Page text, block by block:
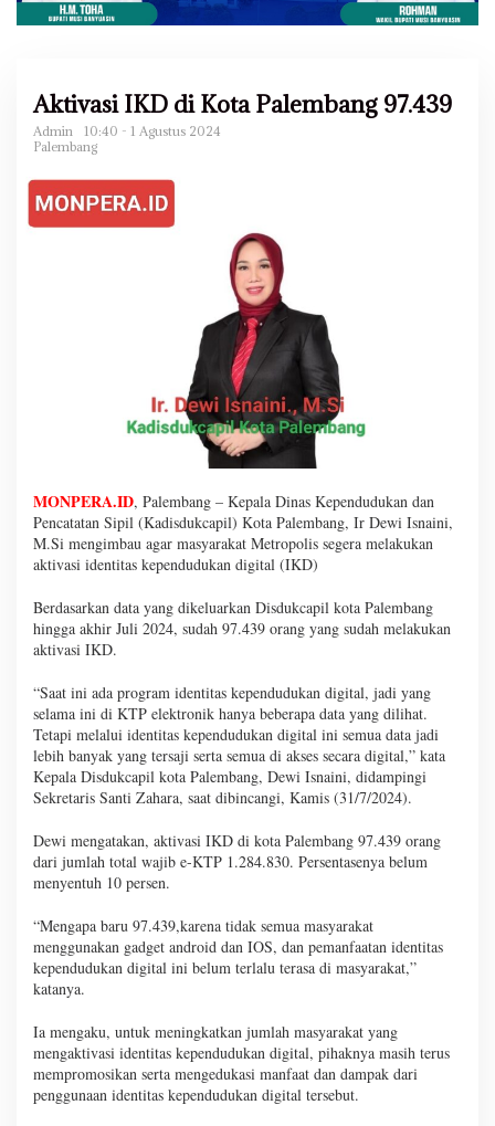
Aktivasi IKD di Kota Palembang 97.439
Admin
10:40 - 1 Agustus 2024
Palembang
MONPERA.ID, Palembang – Kepala Dinas Kependudukan dan
Pencatatan Sipil (Kadisdukcapil) Kota Palembang, Ir Dewi Isnaini,
M.Si mengimbau agar masyarakat Metropolis segera melakukan
aktivasi identitas kependudukan digital (IKD)
Berdasarkan data yang dikeluarkan Disdukcapil kota Palembang
hingga akhir Juli 2024, sudah 97.439 orang yang sudah melakukan
aktivasi IKD.
“Saat ini ada program identitas kependudukan digital, jadi yang
selama ini di KTP elektronik hanya beberapa data yang dilihat.
Tetapi melalui identitas kependudukan digital ini semua data jadi
lebih banyak yang tersaji serta semua di akses secara digital,” kata
Kepala Disdukcapil kota Palembang, Dewi Isnaini, didampingi
Sekretaris Santi Zahara, saat dibincangi, Kamis (31/7/2024).
Dewi mengatakan, aktivasi IKD di kota Palembang 97.439 orang
dari jumlah total wajib e-KTP 1.284.830. Persentasenya belum
menyentuh 10 persen.
“Mengapa baru 97.439,karena tidak semua masyarakat
menggunakan gadget android dan IOS, dan pemanfaatan identitas
kependudukan digital ini belum terlalu terasa di masyarakat,”
katanya.
Ia mengaku, untuk meningkatkan jumlah masyarakat yang
mengaktivasi identitas kependudukan digital, pihaknya masih terus
mempromosikan serta mengedukasi manfaat dan dampak dari
penggunaan identitas kependudukan digital tersebut.